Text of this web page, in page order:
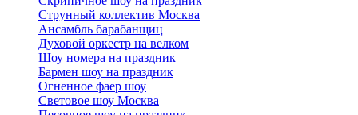
Струнный коллектив Москва
Ансамбль барабанщиц
Духовой оркестр на велком
Шоу номера на праздник
Бармен шоу на праздник
Огненное фаер шоу
Световое шоу Москва